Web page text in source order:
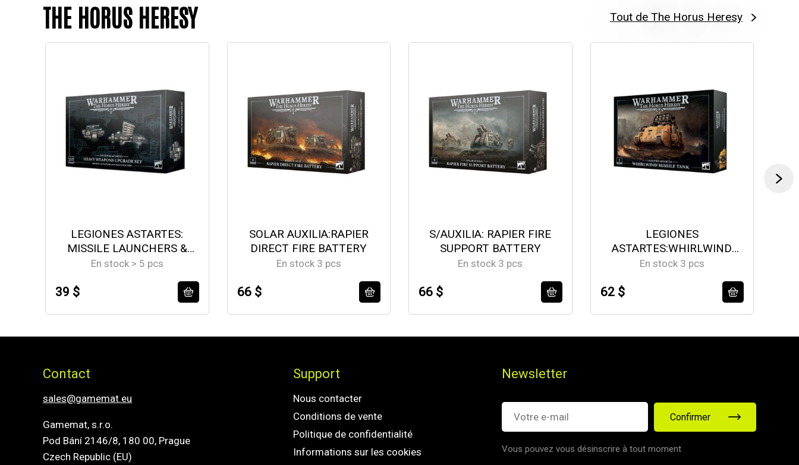
THE HORUS HERESY Tout de The Horus Heresy
LEGIONES ASTARTES:
MISSILE LAUNCHERS &
HEAVY BOLTERS
En stock > 5 pcs
39 $
SOLAR AUXILIA:RAPIER
DIRECT FIRE BATTERY
En stock 3 pcs
66 $
S/AUXILIA: RAPIER FIRE
SUPPORT BATTERY
En stock 3 pcs
66 $
LEGIONES
ASTARTES:WHIRLWIND
MISSILE TANK
En stock 3 pcs
62 $
Contact
sales@gamemat.eu
Gamemat, s.r.o.
Pod Bání 2146/8, 180 00, Prague
Czech Republic (EU)
Support
Nous contacter
Conditions de vente
Politique de confidentialité
Informations sur les cookies
Newsletter
Confirmer
Vous pouvez vous désinscrire à tout moment